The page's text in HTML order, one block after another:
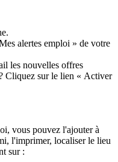
alertes emploi » de votre
les nouvelles offres
Cliquez sur le lien « Activer
vous pouvez l'ajouter à
l'imprimer, localiser le lieu
sur :